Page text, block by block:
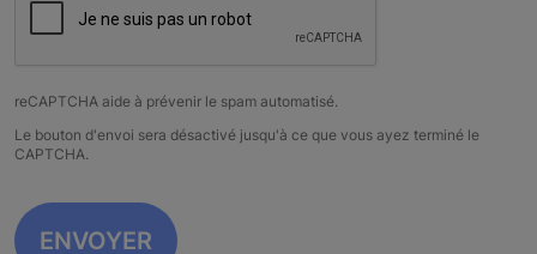
reCAPTCHA aide à prévenir le spam automatisé.
Le bouton d'envoi sera désactivé jusqu'à ce que vous ayez terminé le
CAPTCHA.